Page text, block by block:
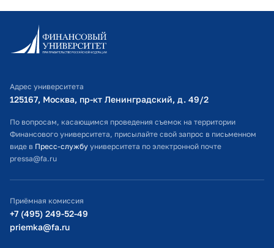
Информационно-образовательный портал
Личный кабинет поступающего
Оплата обучения
Расписание занятий
Студенческий офис
Официальный адрес электронной почты
Министерство просвещения РФ
Министерство науки и высшего образования РФ
Адрес университета
125167, Москва, пр-кт Ленинградский, д. 49/2​
По вопросам, касающимся проведения съемок на территории
Финансового университета, присылайте свой запрос в письменном
виде в Пресс-службу университета по электронной почте
pressa@fa.ru
Приёмная комиссия
+7 (495) 249-52-49
priemka@fa.ru